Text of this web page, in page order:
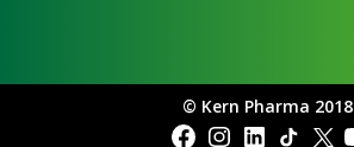
© Kern Pharma 2018